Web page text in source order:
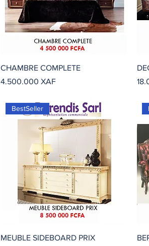
CHAMBRE COMPLETE
Precio
4.500.000 XAF
BestSeller
MEUBLE SIDEBOARD PRIX